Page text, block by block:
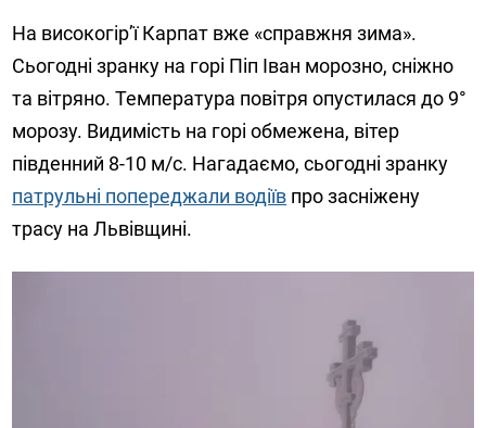
На високогір’ї Карпат вже «справжня зима».
Сьогодні зранку на горі Піп Іван морозно, сніжно
та вітряно. Температура повітря опустилася до 9°
морозу. Видимість на горі обмежена, вітер
південний 8-10 м/с. Нагадаємо, сьогодні зранку
патрульні попереджали водіїв про засніжену
трасу на Львівщині.